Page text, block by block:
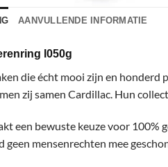
AANVULLENDE INFORMATIE
I050g
die écht mooi zijn en honderd
zij samen Cardillac. Hun
een bewuste keuze voor 100%
geen mensenrechten mee